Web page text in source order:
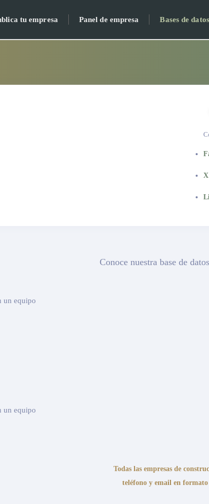
tu empresa Panel de empresa Bases de datos
X
un equipo
un equipo
Conoce nuestra base de
Todas las empresas de
teléfono y email en formato